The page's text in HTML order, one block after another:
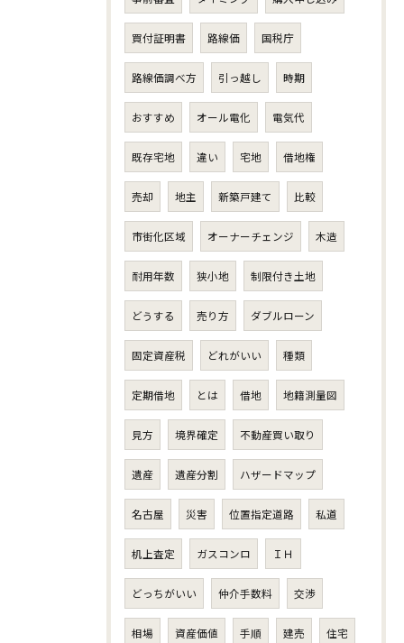
買付証明書 路線価 国税庁
路線価調べ方 引っ越し 時期
おすすめ オール電化 電気代
既存宅地 違い 宅地 借地権
売却 地主 新築戸建て 比較
市街化区域 オーナーチェンジ 木造
耐用年数 狭小地 制限付き土地
どうする 売り方 ダブルローン
固定資産税 どれがいい 種類
定期借地 とは 借地 地籍測量図
見方 境界確定 不動産買い取り
遺産 遺産分割 ハザードマップ
名古屋 災害 位置指定道路 私道
机上査定 ガスコンロ ＩＨ
どっちがいい 仲介手数料 交渉
相場 資産価値 手順 建売 住宅